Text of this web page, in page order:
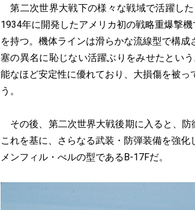
第二次世界大戦下の様々な戦域で活躍し
1934年に開発したアメリカ初の戦略重爆撃
を持つ。機体ラインは滑らかな流線型で構
塞の異名に恥じない活躍ぶりをみせたとい
能なほど安定性に優れており、大損傷を被
う。
その後、第二次世界大戦後期に入ると、防
これを基に、さらなる武装・防弾装備を強化
メンフィル・べルの型であるB-17Fだ。